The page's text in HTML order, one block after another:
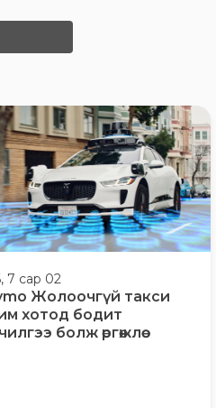
7 сар 02
Жолоочгүй такси
хотод бодит
болж өргөжлөө